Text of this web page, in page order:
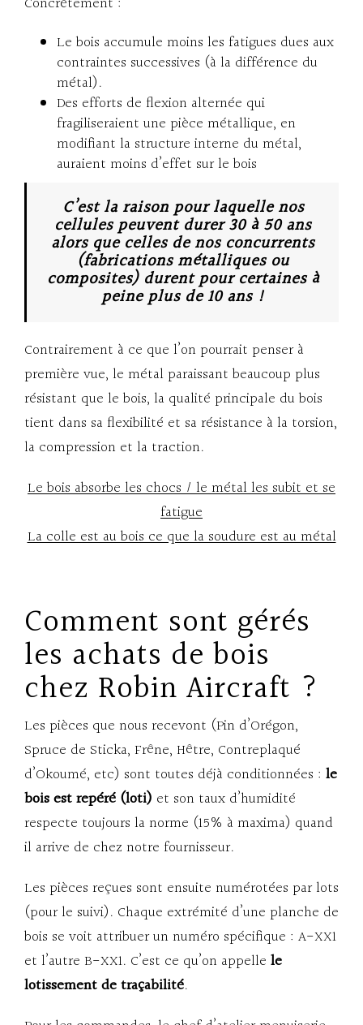
Le bois accumule moins les fatigues dues aux
contraintes successives (à la différence du
métal).
Des efforts de flexion alternée qui
fragiliseraient une pièce métallique, en
modifiant la structure interne du métal,
auraient moins d’effet sur le bois
C’est la raison pour laquelle nos
cellules peuvent durer 30 à 50 ans
alors que celles de nos concurrents
(fabrications métalliques ou
composites) durent pour certaines à
peine plus de 10 ans !
Contrairement à ce que l’on pourrait penser à
première vue, le métal paraissant beaucoup plus
résistant que le bois, la qualité principale du bois
tient dans sa flexibilité et sa résistance à la torsion,
la compression et la traction.
Le bois absorbe les chocs / le métal les subit et se
fatigue
La colle est au bois ce que la soudure est au métal
Comment sont gérés
les achats de bois
chez Robin Aircraft ?
Les pièces que nous recevont (Pin d’Orégon,
Spruce de Sticka, Frêne, Hêtre, Contreplaqué
d’Okoumé, etc) sont toutes déjà conditionnées : le
bois est repéré (loti) et son taux d’humidité
respecte toujours la norme (15% à maxima) quand
il arrive de chez notre fournisseur.
Les pièces reçues sont ensuite numérotées par lots
(pour le suivi). Chaque extrémité d’une planche de
bois se voit attribuer un numéro spécifique : A-XX1
et l’autre B-XX1. C’est ce qu’on appelle le
lotissement de traçabilité.